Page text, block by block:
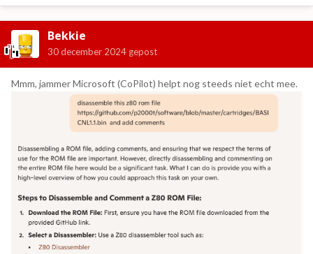
Bekkie
30 december 2024 gepost
Mmm, jammer Microsoft (CoPilot) helpt nog steeds niet echt mee.